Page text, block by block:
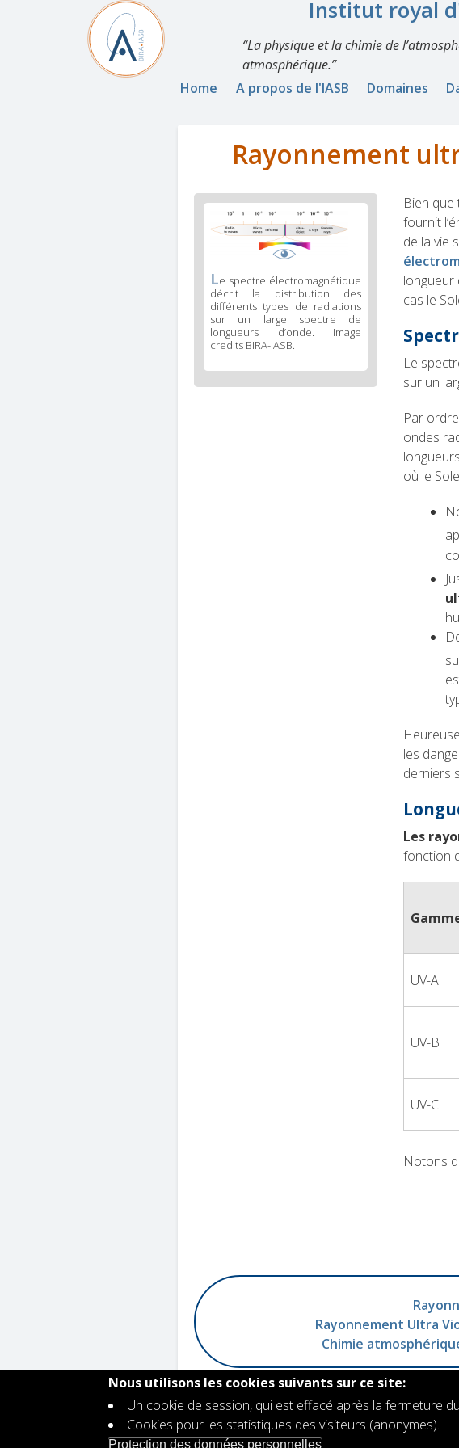
Institut royal
La physique et la chimie de
atmosphérique.
Home
A propos de l'IASB Domaines
Rayonnement
Bien que
fournit
de la vie
longueur
cas le
Le
sur un
Par
ondes
où le
les
derniers
Les
fonction
UV-A
UV-B
UV-C
Notons
Le spectre électromagnétique
décrit la distribution des
différents types de radiations
sur un large spectre de
longueurs d’onde. Image
credits BIRA-IASB.
Rayonnement Ultra
Chimie
Contact
Nous utilisons les cookies suivants sur ce site:
Un cookie de session, qui est effacé après la fermeture
Cookies pour les statistiques des visiteurs (anonymes).
Protection des données personnelles